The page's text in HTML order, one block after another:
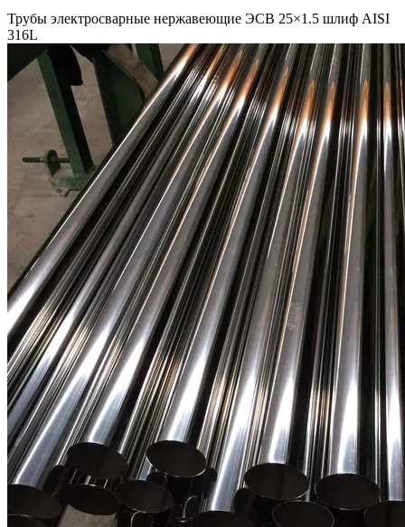
Трубы электросварные нержавеющие ЭСВ 25×1.5 шлиф AISI
316L